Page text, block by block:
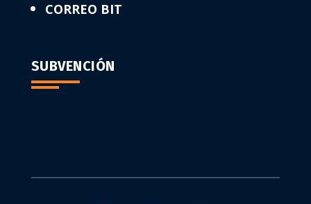
CORREO BIT
SUBVENCIÓN